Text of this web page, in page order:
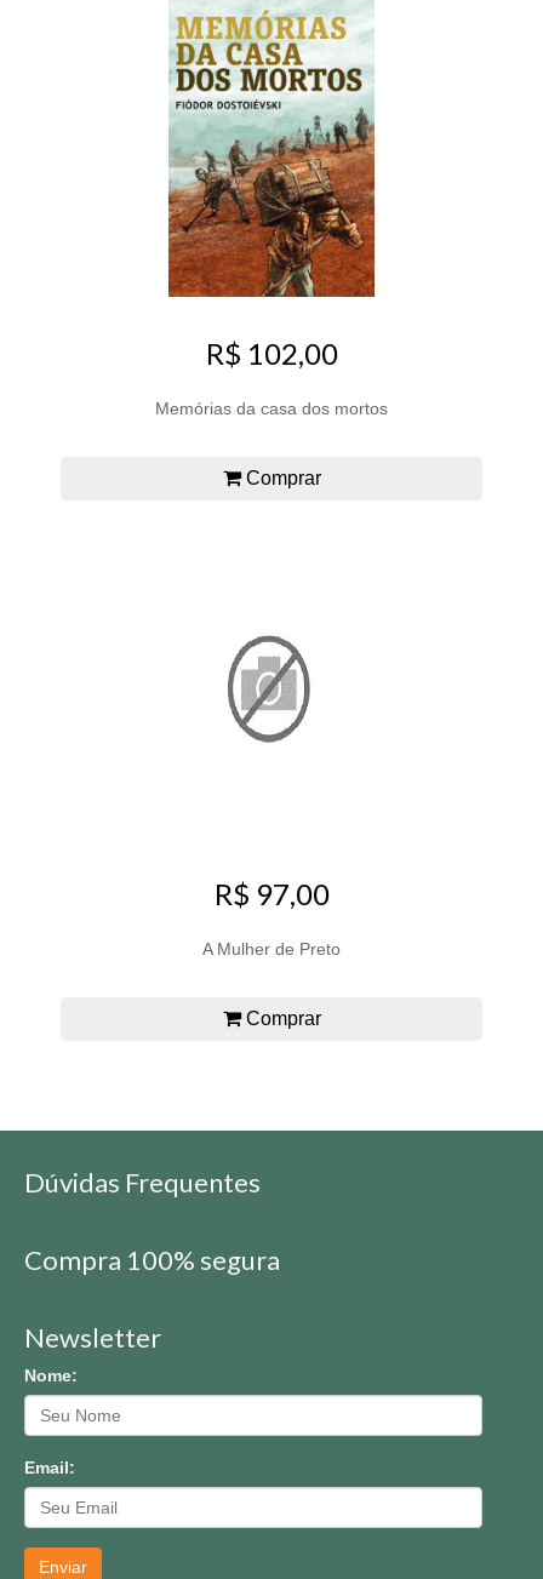
R$ 102,00
Memórias da casa dos mortos
Comprar
R$ 97,00
A Mulher de Preto
Comprar
Dúvidas Frequentes
Compra 100% segura
Newsletter
Nome:
Email:
Enviar